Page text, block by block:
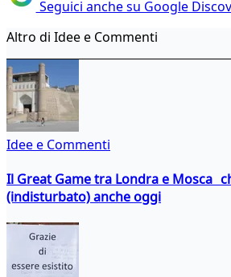
Seguici anche su Google
Altro di Idee e Commenti
Idee e Commenti
Il Great Game tra Londra e Mosca
(indisturbato) anche oggi